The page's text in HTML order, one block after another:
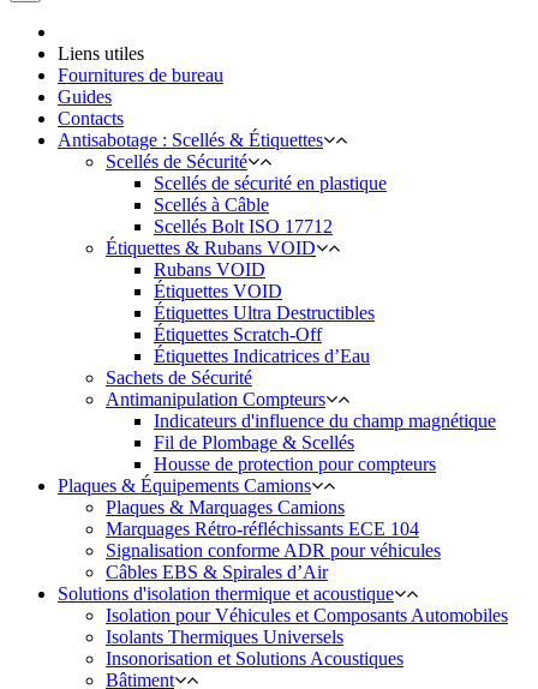
Liens utiles
Fournitures de bureau
Guides
Contacts
Antisabotage : Scellés & Étiquettes
Scellés de Sécurité
Scellés de sécurité en plastique
Scellés à Câble
Scellés Bolt ISO 17712
Étiquettes & Rubans VOID
Rubans VOID
Étiquettes VOID
Étiquettes Ultra Destructibles
Étiquettes Scratch-Off
Étiquettes Indicatrices d’Eau
Sachets de Sécurité
Antimanipulation Compteurs
Indicateurs d'influence du champ magnétique
Fil de Plombage & Scellés
Housse de protection pour compteurs
Plaques & Équipements Camions
Plaques & Marquages Camions
Marquages Rétro-réfléchissants ECE 104
Signalisation conforme ADR pour véhicules
Câbles EBS & Spirales d’Air
Solutions d'isolation thermique et acoustique
Isolation pour Véhicules et Composants Automobiles
Isolants Thermiques Universels
Insonorisation et Solutions Acoustiques
Bâtiment